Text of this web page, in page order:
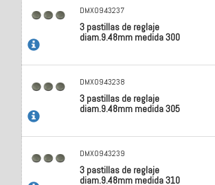
DMX0943237
3 pastillas de reglaje
diam.9.48mm medida 300
DMX0943238
3 pastillas de reglaje
diam.9.48mm medida 305
DMX0943239
3 pastillas de reglaje
diam.9.48mm medida 310